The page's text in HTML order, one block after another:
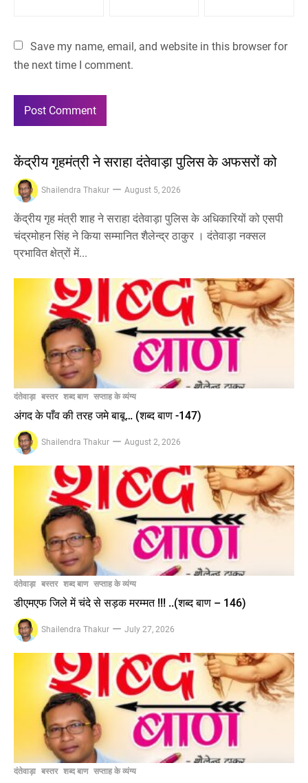
Save my name, email, and website in this browser for
the next time I comment.
केंद्रीय गृहमंत्री ने सराहा दंतेवाड़ा पुलिस के अफसरों को
Shailendra Thakur August 5, 2026
केंद्रीय गृह मंत्री शाह ने सराहा दंतेवाड़ा पुलिस के अधिकारियों को एसपी
चंद्रमोहन सिंह ने किया सम्मानित शैलेन्द्र ठाकुर । दंतेवाड़ा नक्सल
प्रभावित क्षेत्रों में...
दंतेवाड़ा बस्तर शब्द बाण सप्ताह के व्यंग्य
अंगद के पाँव की तरह जमे बाबू… (शब्द बाण -147)
Shailendra Thakur August 2, 2026
दंतेवाड़ा बस्तर शब्द बाण सप्ताह के व्यंग्य
डीएमएफ जिले में चंदे से सड़क मरम्मत !!! ..(शब्द बाण – 146)
Shailendra Thakur July 27, 2026
दंतेवाड़ा बस्तर शब्द बाण सप्ताह के व्यंग्य